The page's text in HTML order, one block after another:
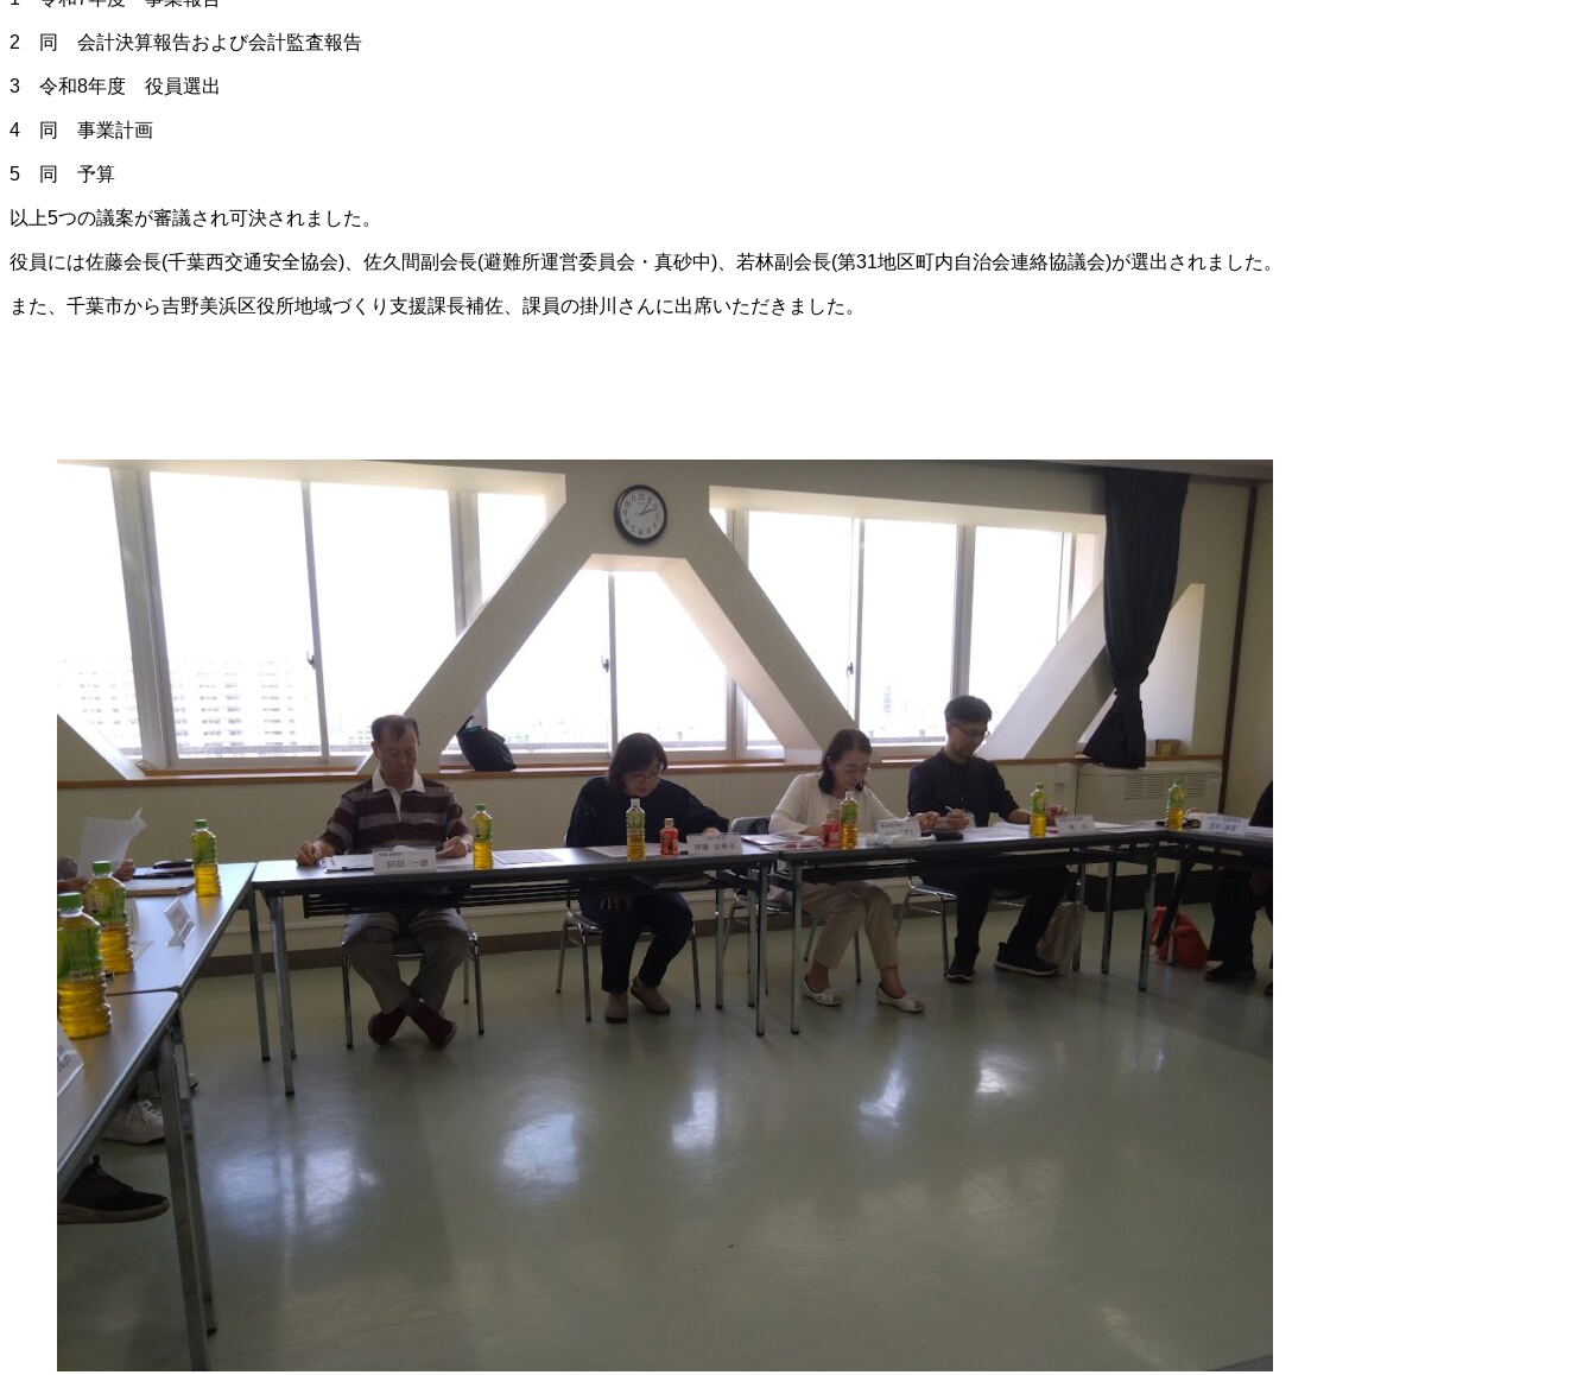
2 同 会計決算報告および会計監査報告
3 令和8年度 役員選出
4 同 事業計画
5 同 予算
以上5つの議案が審議され可決されました。
役員には佐藤会長(千葉西交通安全協会)、佐久間副会長(避難所運営委員会・真砂中)、若林副会長(第31地区町内自治会連絡協議会)が選出されました。
また、千葉市から吉野美浜区役所地域づくり支援課長補佐、課員の掛川さんに出席いただきました。